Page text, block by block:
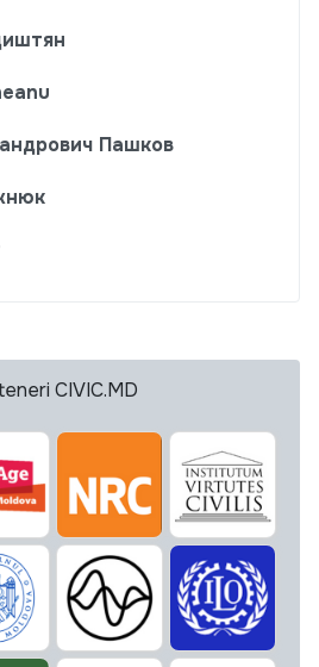
Пашков
CIVIC.MD